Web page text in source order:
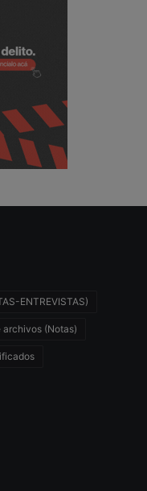
ENTREVISTAS)
archivos (Notas)